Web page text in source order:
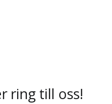
ring till oss!